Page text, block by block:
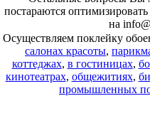
постараются
на
Осуществляем поклейку
салонах красоты,
коттеджах, в гостиницах,
кинотеатрах, общежитиях,
промышленных